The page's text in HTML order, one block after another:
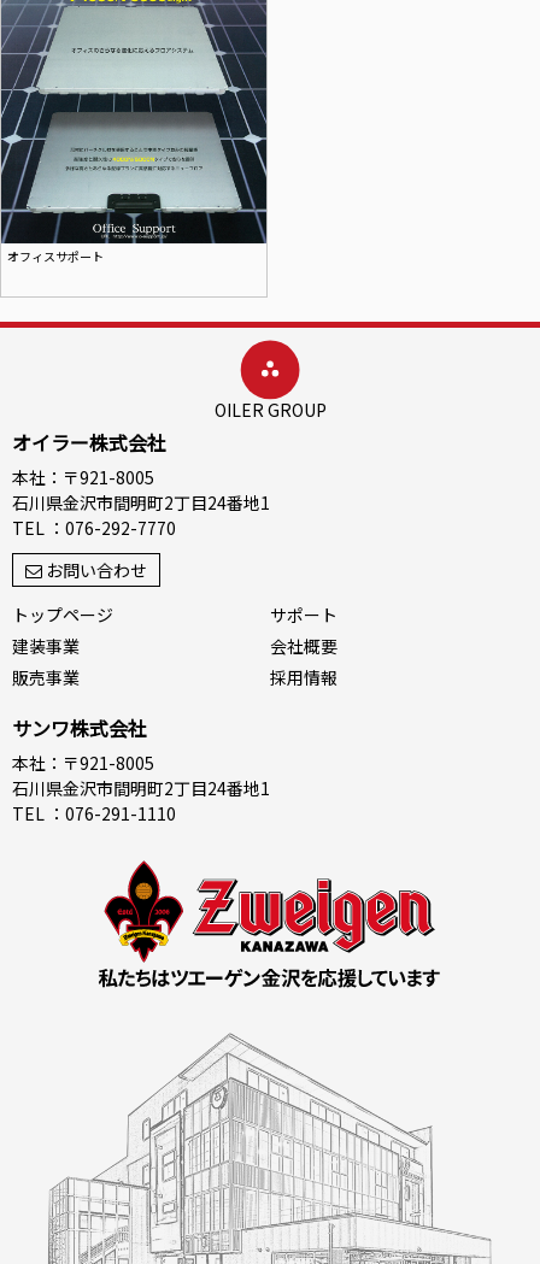
オフィスサポート
OILER GROUP
オイラー株式会社
本社：〒921-8005
石川県金沢市間明町2丁目24番地1
TEL ：076-292-7770
お問い合わせ
トップページ
建装事業
販売事業
サポート
会社概要
採用情報
サンワ株式会社
本社：〒921-8005
石川県金沢市間明町2丁目24番地1
TEL ：076-291-1110